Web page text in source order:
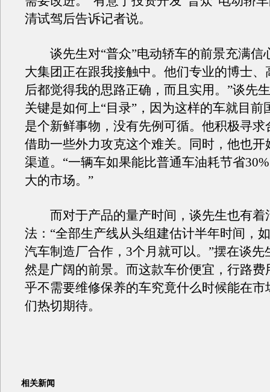
清试驾后告诉记者说。
谈先生对“普众”电动轿车的前景充满信
大集团正在跟我接触中。他们专业的博士、
后都觉得我的思路正确，而且实用。”谈先
关键是如何上“目录”，因为这样的车就目前
是个新鲜事物，没有先例可循。他积极寻求
借助一些外力攻克这个难关。同时，他也开
渠道。“一辆车如果能比普通车油耗节省
大的市场。”
而对于产品的量产时间，谈先生也有着
法：“全部生产线从头组建估计半年时间，
汽车制造厂合作，3个月就可以。”摆在谈先
然是广阔的前景。而这款车价便宜，行路费
乎不需要维修保养的车究竟什么时候能在市
们热切期待。
相关新闻